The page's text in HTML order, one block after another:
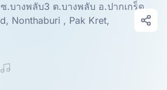
.บางพลับ3 ต.บางพลับ อ.ปากเกร็ด,
Nonthaburi , Pak Kret,